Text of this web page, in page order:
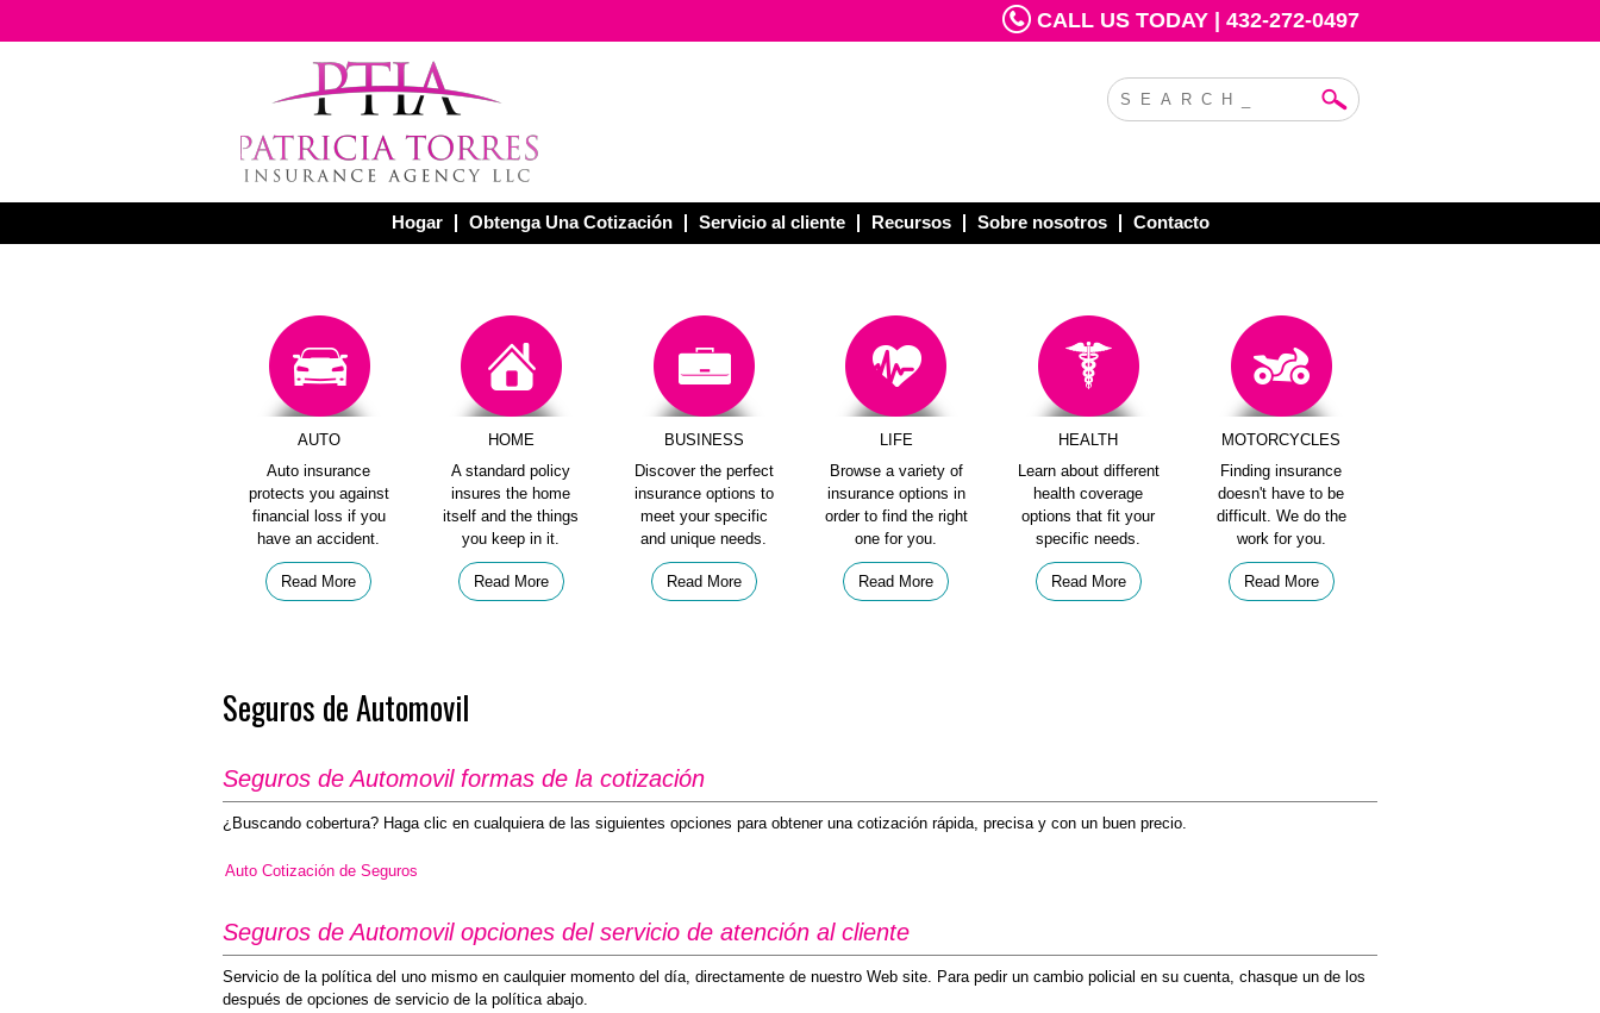
CALL US TODAY | 432-272-0497
Hogar Obtenga Una Cotización Servicio al cliente Recursos Sobre nosotros Contacto
AUTO
Auto insurance
protects you against
financial loss if you
have an accident.
Read More
HOME
A standard policy
insures the home
itself and the things
you keep in it.
Read More
BUSINESS
Discover the perfect
insurance options to
meet your specific
and unique needs.
Read More
LIFE
Browse a variety of
insurance options in
order to find the right
one for you.
Read More
HEALTH
Learn about different
health coverage
options that fit your
specific needs.
Read More
MOTORCYCLES
Finding insurance
doesn't have to be
difficult. We do the
work for you.
Read More
Seguros de Automovil
Seguros de Automovil formas de la cotización
¿Buscando cobertura? Haga clic en cualquiera de las siguientes opciones para obtener una cotización rápida, precisa y con un buen precio.
Auto Cotización de Seguros
Seguros de Automovil opciones del servicio de atención al cliente
Servicio de la política del uno mismo en caulquier momento del día, directamente de nuestro Web site. Para pedir un cambio policial en su cuenta, chasque un de los
después de opciones de servicio de la política abajo.